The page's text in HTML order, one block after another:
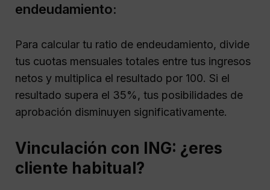
endeudamiento:
Para calcular tu ratio de endeudamiento, divide
tus cuotas mensuales totales entre tus ingresos
netos y multiplica el resultado por 100. Si el
resultado supera el 35%, tus posibilidades de
aprobación disminuyen significativamente.
Vinculación con ING: ¿eres
cliente habitual?